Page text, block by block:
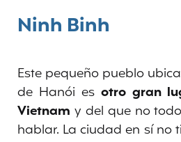
Ninh Binh
Este pequeño pueblo
de Hanói es otro gran
Vietnam y del que no
hablar. La ciudad en sí no